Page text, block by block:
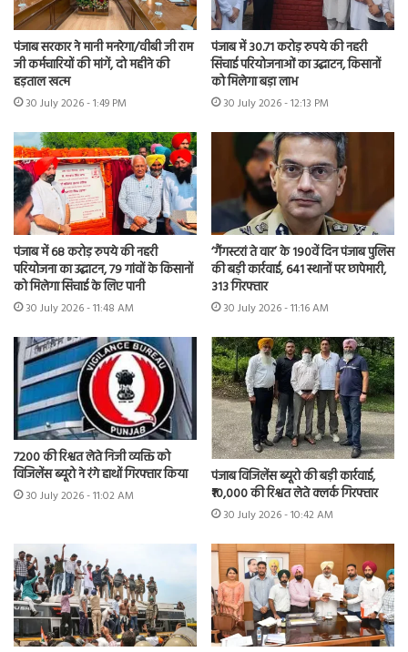
पंजाब सरकार ने मानी मनरेगा/वीबी जी राम
जी कर्मचारियों की मांगें, दो महीने की
हड़ताल खत्म
30 July 2026 - 1:49 PM
पंजाब में 30.71 करोड़ रुपये की नहरी
सिंचाई परियोजनाओं का उद्घाटन, किसानों
को मिलेगा बड़ा लाभ
30 July 2026 - 12:13 PM
पंजाब में 68 करोड़ रुपये की नहरी
परियोजना का उद्घाटन, 79 गांवों के किसानों
को मिलेगा सिंचाई के लिए पानी
30 July 2026 - 11:48 AM
‘गैंगस्टरां ते वार’ के 190वें दिन पंजाब पुलिस
की बड़ी कार्रवाई, 641 स्थानों पर छापेमारी,
313 गिरफ्तार
30 July 2026 - 11:16 AM
7200 की रिश्वत लेते निजी व्यक्ति को
विजिलेंस ब्यूरो ने रंगे हाथों गिरफ्तार किया
30 July 2026 - 11:02 AM
पंजाब विजिलेंस ब्यूरो की बड़ी कार्रवाई,
₹10,000 की रिश्वत लेते क्लर्क गिरफ्तार
30 July 2026 - 10:42 AM